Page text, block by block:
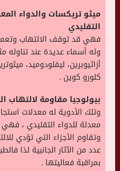
ميثو تريكسات والدواء
التقليدي
فهي قد توقف الالتهاب
وله أسماء عديدة عند تناوله
أزاثيوبرين، ليفلودوميد،
كلورو كوين .
بيولوجيا مقاومة لالتهاب
وتلك الأدوية له معدلات
معدلة للدواء التقليدي ،
وتقاوم الأجزاء التي تؤدي
عدد من الآثار الجانبية لذا
بمراقبة فعاليتها .